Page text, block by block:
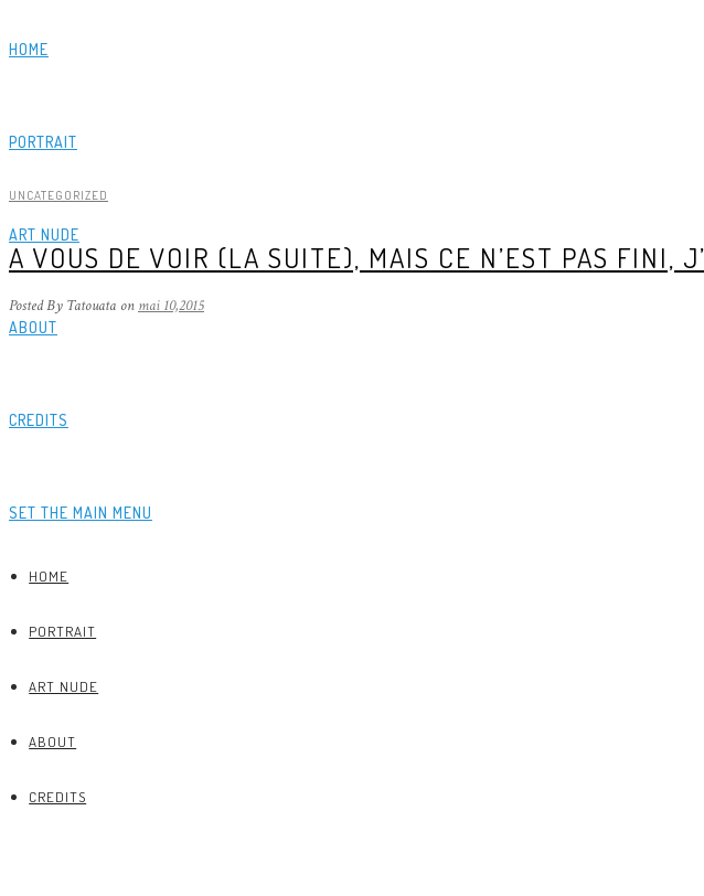
HOME
PORTRAIT
ART NUDE
ABOUT
CREDITS
SET THE MAIN MENU
HOME
PORTRAIT
ART NUDE
ABOUT
CREDITS
UNCATEGORIZED
A VOUS DE VOIR (LA SUITE), MAIS CE N’EST PAS FINI,
Posted By Tatouata on mai 10,2015